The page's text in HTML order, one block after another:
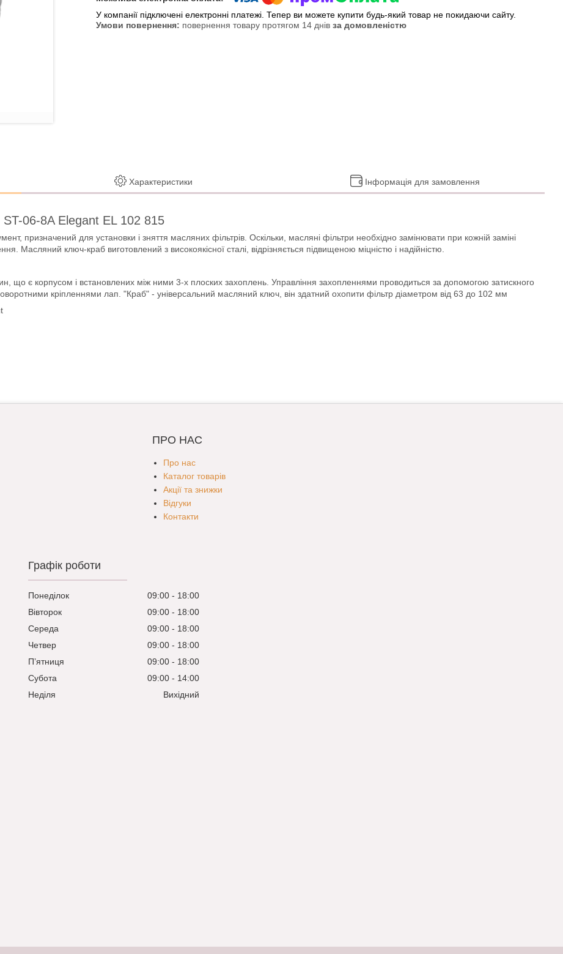
У компанії підключені електронні платежі. Тепер ви можете купити будь-який товар не покидаючи сайту.
повернення товару протягом 14 днів за домовленістю
Характеристики Інформація для замовлення
06-8A Elegant EL 102 815
призначений для установки і зняття масляних фільтрів. Оскільки, масляні фільтри необхідно замінювати при кожній заміні
Масляний ключ-краб виготовлений з високоякісної сталі, відрізняється підвищеною міцністю і надійністю.
що є корпусом і встановлених між ними 3-х плоских захоплень. Управління захопленнями проводиться за допомогою затискного
кріпленнями лап. "Краб" - універсальний масляний ключ, він здатний охопити фільтр діаметром від 63 до 102 мм
ПРО НАС
Про нас
Каталог товарів
Акції та знижки
Відгуки
Контакти
Графік роботи
Понеділок 09:00
18:00
Вівторок
09:00
18:00
Середа
09:00
18:00
Четвер
09:00
18:00
Пʼятниця
09:00
18:00
Субота
09:00
14:00
Неділя
Вихідний